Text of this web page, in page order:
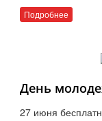
Подробнее
День
27 июня